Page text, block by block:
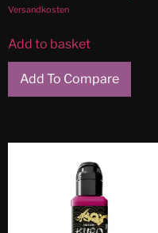
Versandkosten
Add to basket
Add To Compare